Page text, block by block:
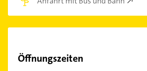
Öffnungszeiten